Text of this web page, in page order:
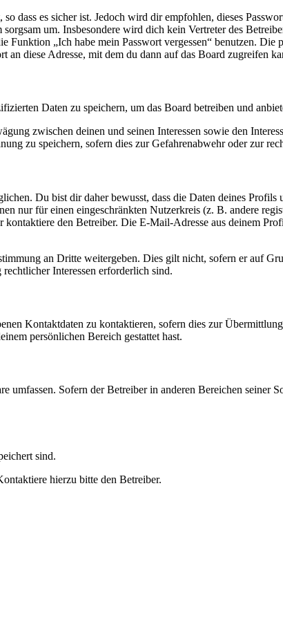
dass es sicher ist. Jedoch wird dir empfohlen, dieses
um. Insbesondere wird dich kein Vertreter des
Funktion „Ich habe mein Passwort vergessen“ benutzen.
an diese Adresse, mit dem du dann auf das Board zugreifen
Daten zu speichern, um das Board betreiben und
zwischen deinen und seinen Interessen sowie den
zu speichern, sofern dies zur Gefahrenabwehr oder zur
Du bist dir daher bewusst, dass die Daten deines
nur für einen eingeschränkten Nutzerkreis (z. B. andere
kontaktiere den Betreiber. Die E-Mail-Adresse aus deinem
an Dritte weitergeben. Dies gilt nicht, sofern er auf
Interessen erforderlich sind.
Kontaktdaten zu kontaktieren, sofern dies zur
persönlichen Bereich gestattet hast.
Sofern der Betreiber in anderen Bereichen seiner
sind.
hierzu bitte den Betreiber.